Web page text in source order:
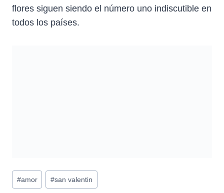
flores siguen siendo el número uno indiscutible en
todos los países.
Etiquetas
de
#amor #san valentin